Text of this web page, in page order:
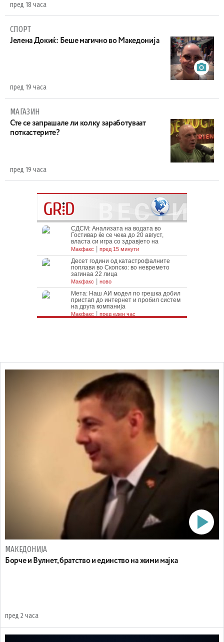
пред 18 часа
СПОРТ
Јелена Докиќ: Беше магично во Македонија
пред 19 часа
МАГАЗИН
Сте се запрашале ли колку заработуваат
поткастерите?
пред 19 часа
МАКЕДОНИЈА
Борче и Вулнет, братство и единство на жими мајка
пред 2 часа